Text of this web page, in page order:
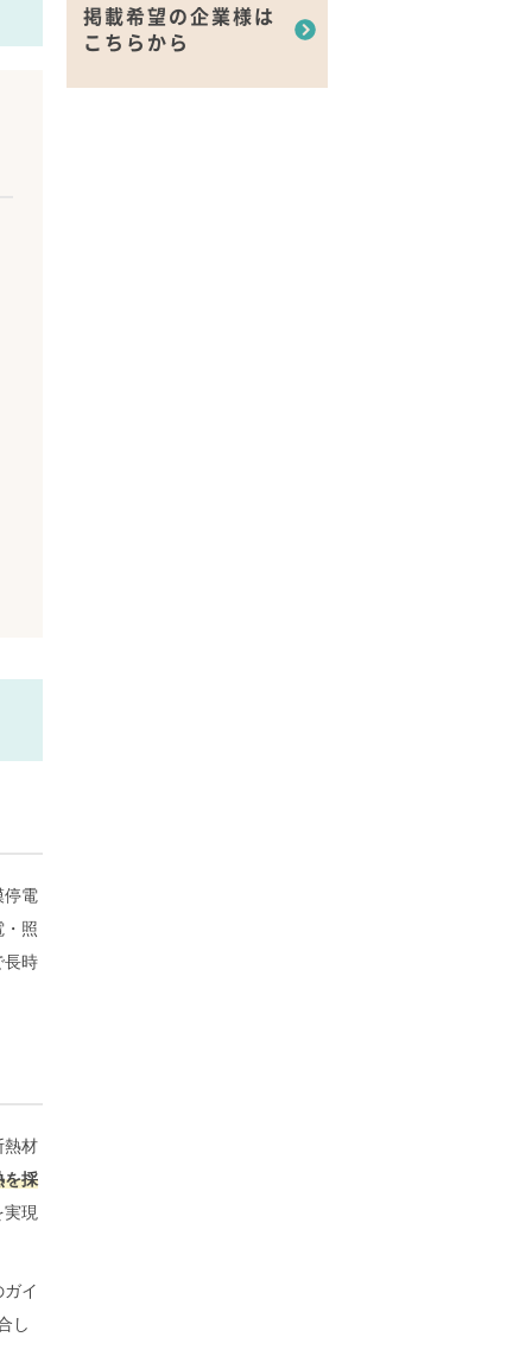
停電
・照
長時
熱材
を採
現
イ
し
掲載希望の企業様は
こちらから